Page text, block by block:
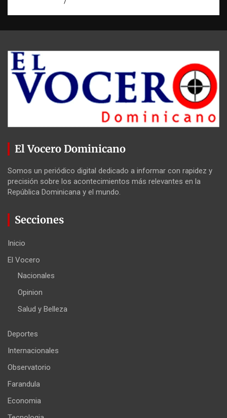
El Vocero Dominicano
Somos un periódico digital dedicado a informar con rapidez y
precisión sobre los acontecimientos más relevantes en la
República Dominicana y el mundo.
Secciones
Inicio
El Vocero
Nacionales
Opinion
Salud y Belleza
Deportes
Internacionales
Observatorio
Farandula
Economia